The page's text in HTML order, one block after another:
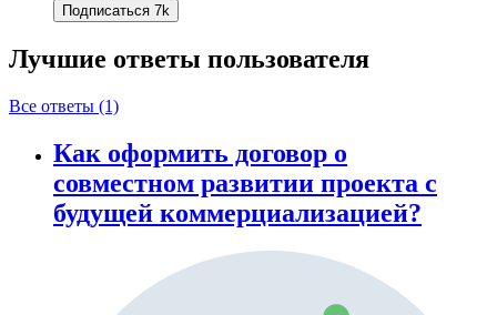
Подписаться 7k
Лучшие ответы пользователя
Все ответы (1)
Как оформить договор о
совместном развитии проекта с
будущей коммерциализацией?